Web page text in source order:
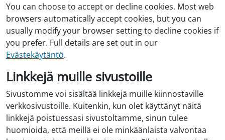
You can choose to accept or decline cookies. Most web
browsers automatically accept cookies, but you can
usually modify your browser setting to decline cookies if
you prefer. Full details are set out in our
Evästekäytäntö.
Linkkejä muille sivustoille
Sivustomme voi sisältää linkkejä muille kiinnostaville
verkkosivustoille. Kuitenkin, kun olet käyttänyt näitä
linkkejä poistuessasi sivustoltamme, sinun tulee
huomioida, että meillä ei ole minkäänlaista valvontaa